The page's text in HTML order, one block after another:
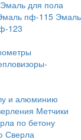
Эмаль для пола
пф-115 Эмаль
123
и алюминию
Метчики
по бетону
Сверла